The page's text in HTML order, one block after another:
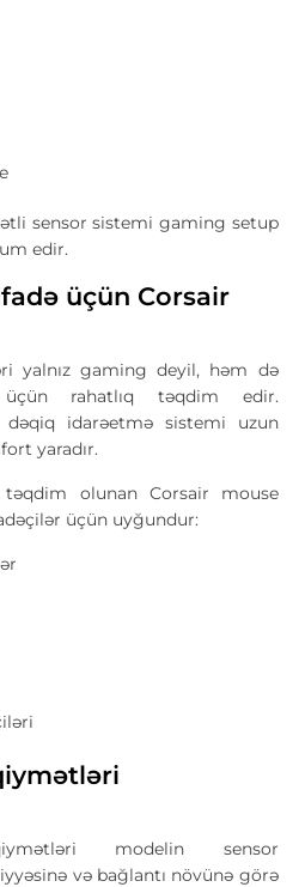
sensor sistemi gaming setup
edir.
üçün Corsair
yalnız gaming deyil, həm də
üçün rahatlıq təqdim edir.
idarəetmə sistemi uzun
yaradır.
təqdim olunan Corsair mouse
üçün uyğundur:
modelin sensor
və bağlantı növünə görə